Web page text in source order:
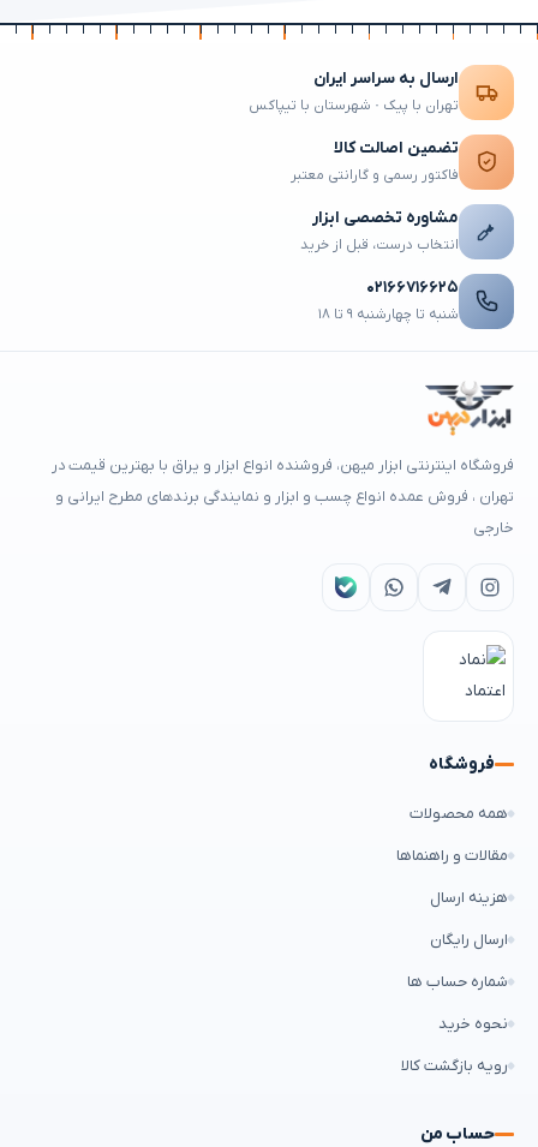
ارسال به سراسر ایران
تهران با پیک · شهرستان با تیپاکس
تضمین اصالت کالا
فاکتور رسمی و گارانتی معتبر
مشاوره تخصصی ابزار
انتخاب درست، قبل از خرید
۰۲۱۶۶۷۱۶۶۲۵
شنبه تا چهارشنبه ۹ تا ۱۸
فروشگاه اینترنتی ابزار میهن، فروشنده انواع ابزار و یراق با بهترین قیمت در
تهران ، فروش عمده انواع چسب و ابزار و نمایندگی برندهای مطرح ایرانی و
خارجی
فروشگاه
همه محصولات
مقالات و راهنماها
هزینه ارسال
ارسال رایگان
شماره حساب ها
نحوه خرید
رویه بازگشت کالا
حساب من